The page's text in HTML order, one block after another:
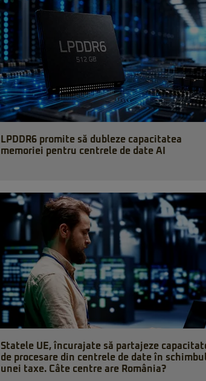
LPDDR6 promite să dubleze capacitatea
memoriei pentru centrele de date AI
Statele UE, încurajate să partajeze
de procesare din centrele de date în
unei taxe. Câte centre are România?